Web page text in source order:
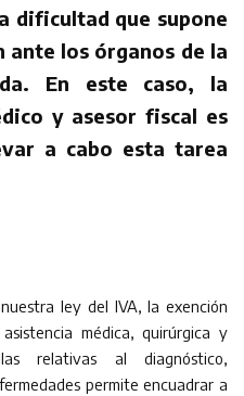
dificultad que supone
ante los órganos de la
En este caso, la
y asesor fiscal es
a cabo esta tarea
ley del IVA, la exención
médica, quirúrgica y
relativas al diagnóstico,
permite encuadrar a